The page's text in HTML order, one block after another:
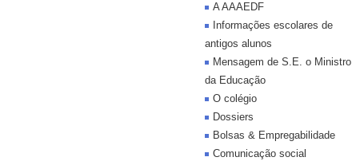
A AAAEDF
Informações escolares de
antigos alunos
Mensagem de S.E. o Ministro
da Educação
O colégio
Dossiers
Bolsas & Empregabilidade
Comunicação social